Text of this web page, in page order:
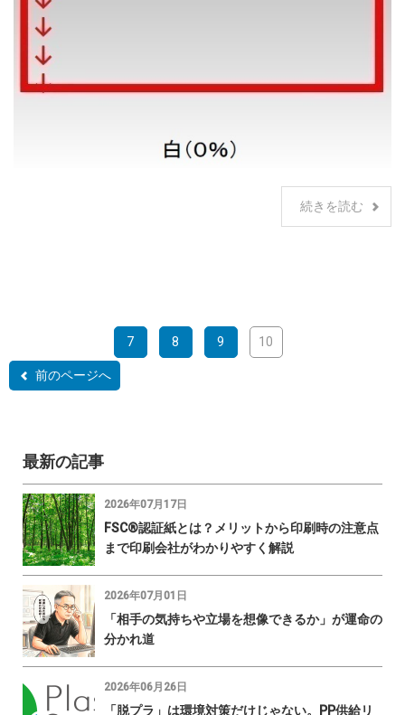
続きを読む
前のページへ
7 8 9 10
最新の記事
2026年07月17日
FSC®認証紙とは？メリットから印刷時の注意点
まで印刷会社がわかりやすく解説
2026年07月01日
「相手の気持ちや立場を想像できるか」が運命の
分かれ道
2026年06月26日
「脱プラ」は環境対策だけじゃない。PP供給リ